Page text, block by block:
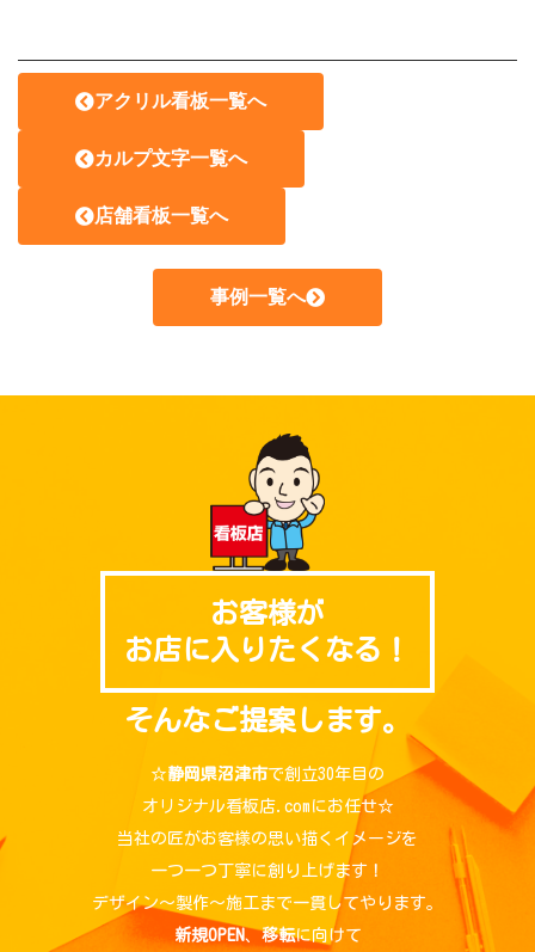
アクリル看板一覧へ
カルプ文字一覧へ
店舗看板一覧へ
事例一覧へ
お客様が
お店に入りたくなる！
そんなご提案します。
☆静岡県沼津市で創立30年目の
オリジナル看板店.comにお任せ☆
当社の匠がお客様の思い描くイメージを
一つ一つ丁寧に創り上げます！
デザイン～製作～施工まで一貫してやります。
新規OPEN、移転に向けて